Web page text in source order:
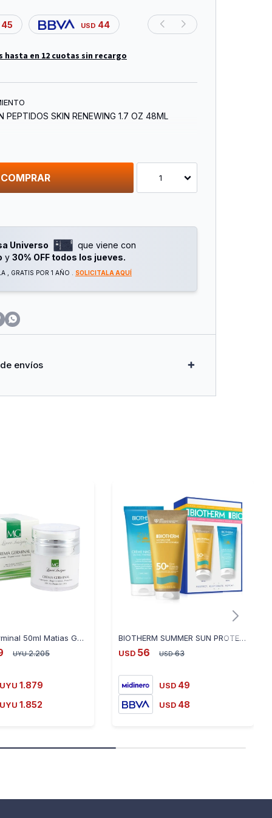
45 USD 44
hasta en 12 cuotas sin recargo
PEPTIDOS SKIN RENEWING 1.7 OZ 48ML
COMPRAR 1
Universo
que viene con
y 30% OFF todos los jueves.
, GRATIS POR 1 AÑO . SOLICITALA AQUÍ

envíos
Crema Germinal 50ml Matias Gonzalez con FPS 15+
UYU 2.205
UYU 1.879
UYU 1.852
BIOTHERM SUMMER SUN PROTECTION SPF 50+
USD 56 USD 63
USD 49
USD 48